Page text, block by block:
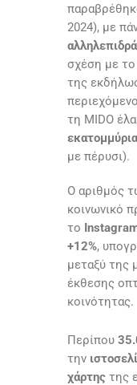
2024), με
σχέση με το
της
τη MIDO
με πέρυσι).
Ο αριθμός
κοινωνικό
το
+12%,
μεταξύ της
έκθεσης
κοινότητας.
Περίπου
την
χάρτης της